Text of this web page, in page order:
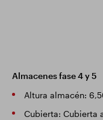
Almacenes fase 4 y 5
Altura almacén:
Cubierta: Cubierta